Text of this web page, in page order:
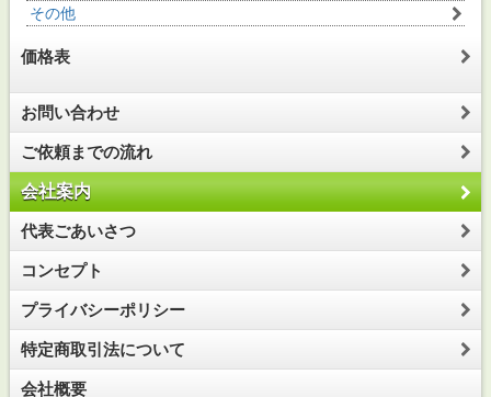
その他
価格表
お問い合わせ
ご依頼までの流れ
会社案内
代表ごあいさつ
コンセプト
プライバシーポリシー
特定商取引法について
会社概要